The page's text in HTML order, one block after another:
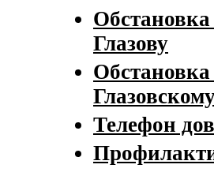
Обстановка
Глазову
Телефон